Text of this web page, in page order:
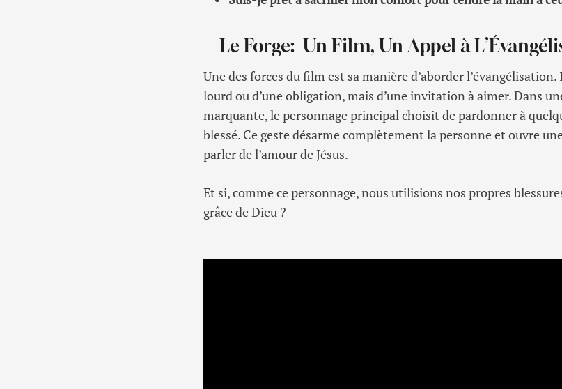
Le Forge: Un Film, Un Appel à
Une des forces du film est sa manière d’aborder l’évangélisation.
lourd ou d’une obligation, mais d’une invitation à aimer. Dans
marquante, le personnage principal choisit de pardonner à
blessé. Ce geste désarme complètement la personne et ouvre
parler de l’amour de Jésus.
Et si, comme ce personnage, nous utilisions nos propres
grâce de Dieu ?